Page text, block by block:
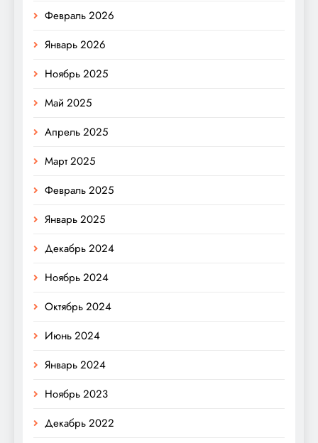
Февраль 2026
Январь 2026
Ноябрь 2025
Май 2025
Апрель 2025
Март 2025
Февраль 2025
Январь 2025
Декабрь 2024
Ноябрь 2024
Октябрь 2024
Июнь 2024
Январь 2024
Ноябрь 2023
Декабрь 2022